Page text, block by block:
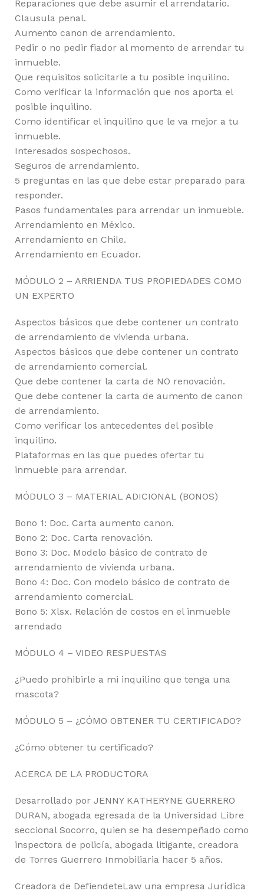
Reparaciones que debe asumir el arrendatario.
Clausula penal.
Aumento canon de arrendamiento.
Pedir o no pedir fiador al momento de arrendar tu
inmueble.
Que requisitos solicitarle a tu posible inquilino.
Como verificar la información que nos aporta el
posible inquilino.
Como identificar el inquilino que le va mejor a tu
inmueble.
Interesados sospechosos.
Seguros de arrendamiento.
5 preguntas en las que debe estar preparado para
responder.
Pasos fundamentales para arrendar un inmueble.
Arrendamiento en México.
Arrendamiento en Chile.
Arrendamiento en Ecuador.
MÓDULO 2 – ARRIENDA TUS PROPIEDADES COMO
UN EXPERTO
Aspectos básicos que debe contener un contrato
de arrendamiento de vivienda urbana.
Aspectos básicos que debe contener un contrato
de arrendamiento comercial.
Que debe contener la carta de NO renovación.
Que debe contener la carta de aumento de canon
de arrendamiento.
Como verificar los antecedentes del posible
inquilino.
Plataformas en las que puedes ofertar tu
inmueble para arrendar.
MÓDULO 3 – MATERIAL ADICIONAL (BONOS)
Bono 1: Doc. Carta aumento canon.
Bono 2: Doc. Carta renovación.
Bono 3: Doc. Modelo básico de contrato de
arrendamiento de vivienda urbana.
Bono 4: Doc. Con modelo básico de contrato de
arrendamiento comercial.
Bono 5: Xlsx. Relación de costos en el inmueble
arrendado
MÓDULO 4 – VIDEO RESPUESTAS
¿Puedo prohibirle a mi inquilino que tenga una
mascota?
MÓDULO 5 – ¿CÓMO OBTENER TU CERTIFICADO?
¿Cómo obtener tu certificado?
ACERCA DE LA PRODUCTORA
Desarrollado por JENNY KATHERYNE GUERRERO
DURAN, abogada egresada de la Universidad Libre
seccional Socorro, quien se ha desempeñado como
inspectora de policía, abogada litigante, creadora
de Torres Guerrero Inmobiliaria hacer 5 años.
Creadora de DefiendeteLaw una empresa Jurídica